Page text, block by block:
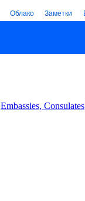
Облако Заметки
Embassies, Consulates